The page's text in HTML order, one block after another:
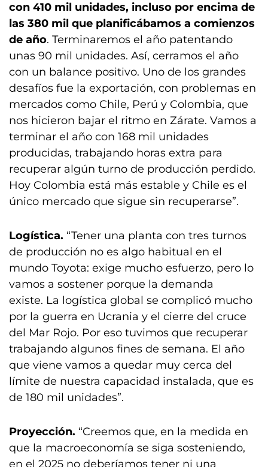
con 410 mil unidades, incluso por encima de
las 380 mil que planificábamos a comienzos
de año. Terminaremos el año patentando
unas 90 mil unidades. Así, cerramos el año
con un balance positivo. Uno de los grandes
desafíos fue la exportación, con problemas en
mercados como Chile, Perú y Colombia, que
nos hicieron bajar el ritmo en Zárate. Vamos a
terminar el año con 168 mil unidades
producidas, trabajando horas extra para
recuperar algún turno de producción perdido.
Hoy Colombia está más estable y Chile es el
único mercado que sigue sin recuperarse”.
Logística. “Tener una planta con tres turnos
de producción no es algo habitual en el
mundo Toyota: exige mucho esfuerzo, pero lo
vamos a sostener porque la demanda
existe. La logística global se complicó mucho
por la guerra en Ucrania y el cierre del cruce
del Mar Rojo. Por eso tuvimos que recuperar
trabajando algunos fines de semana. El año
que viene vamos a quedar muy cerca del
límite de nuestra capacidad instalada, que es
de 180 mil unidades”.
Proyección. “Creemos que, en la medida en
que la macroeconomía se siga sosteniendo,
en el 2025 no deberíamos tener ni una